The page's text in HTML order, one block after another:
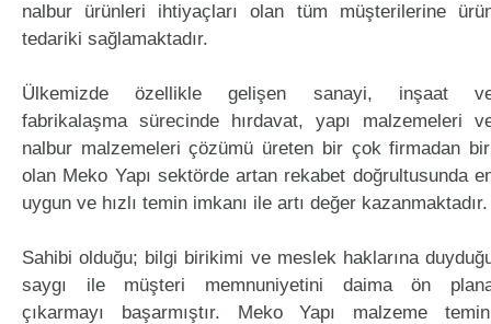
nalbur ürünleri ihtiyaçları olan tüm müşterilerine
tedariki sağlamaktadır.
Ülkemizde özellikle gelişen sanayi, inşaat
fabrikalaşma sürecinde hırdavat, yapı malzemeleri
nalbur malzemeleri çözümü üreten bir çok firmadan
olan Meko Yapı sektörde artan rekabet doğrultusunda
uygun ve hızlı temin imkanı ile artı değer kazanmaktadır.
Sahibi olduğu; bilgi birikimi ve meslek haklarına
saygı ile müşteri memnuniyetini daima ön
çıkarmayı başarmıştır. Meko Yapı malzeme